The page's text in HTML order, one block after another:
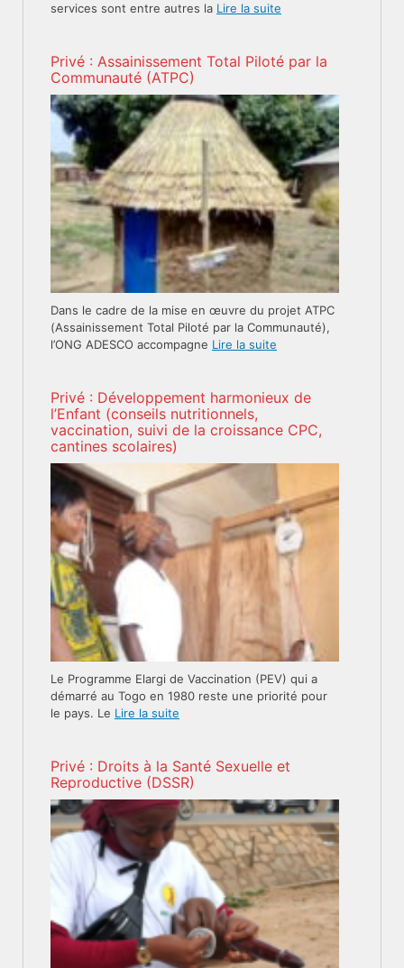
services sont entre autres la Lire la suite
Privé : Assainissement Total Piloté par la
Communauté (ATPC)
Dans le cadre de la mise en œuvre du projet ATPC
(Assainissement Total Piloté par la Communauté),
l’ONG ADESCO accompagne Lire la suite
Privé : Développement harmonieux de
l’Enfant (conseils nutritionnels,
vaccination, suivi de la croissance CPC,
cantines scolaires)
Le Programme Elargi de Vaccination (PEV) qui a
démarré au Togo en 1980 reste une priorité pour
le pays. Le Lire la suite
Privé : Droits à la Santé Sexuelle et
Reproductive (DSSR)